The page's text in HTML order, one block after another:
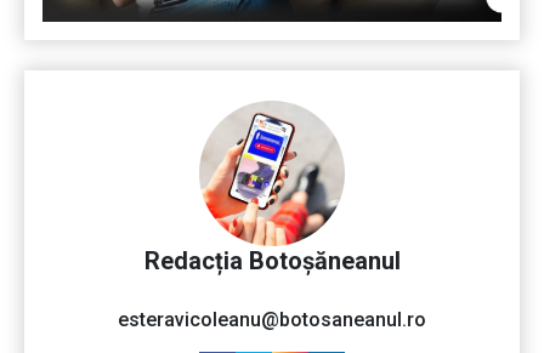
Redacția Botoșăneanul
esteravicoleanu@botosaneanul.ro